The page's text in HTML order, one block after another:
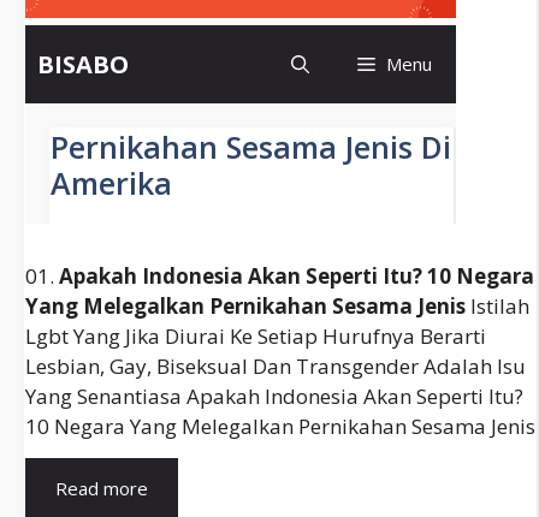
01. Apakah Indonesia Akan Seperti Itu? 10 Negara
Yang Melegalkan Pernikahan Sesama Jenis Istilah
Lgbt Yang Jika Diurai Ke Setiap Hurufnya Berarti
Lesbian, Gay, Biseksual Dan Transgender Adalah Isu
Yang Senantiasa Apakah Indonesia Akan Seperti Itu?
10 Negara Yang Melegalkan Pernikahan Sesama Jenis
Read more